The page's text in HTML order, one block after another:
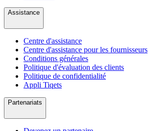
Assistance
Centre d'assistance
Centre d'assistance pour les fournisseurs
Conditions générales
Politique d'évaluation des clients
Politique de confidentialité
Appli Tiqets
Partenariats